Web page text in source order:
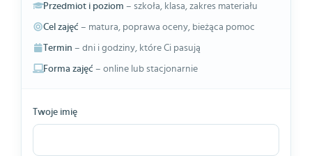
Przedmiot i poziom – szkoła, klasa, zakres materiału
Cel zajęć – matura, poprawa oceny, bieżąca pomoc
Termin – dni i godziny, które Ci pasują
Forma zajęć – online lub stacjonarnie
Twoje imię